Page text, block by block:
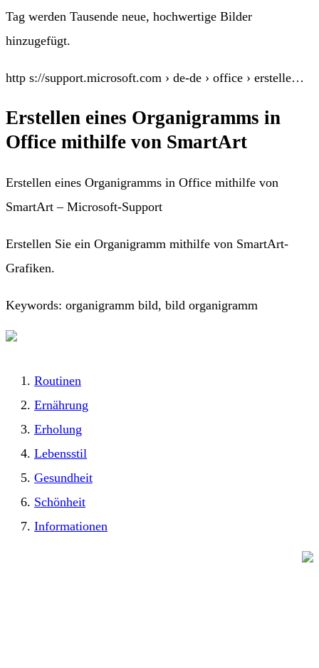
Tag werden Tausende neue, hochwertige Bilder
hinzugefügt.
http s://support.microsoft.com › de-de › office › erstelle…
Erstellen eines Organigramms in
Office mithilfe von SmartArt
Erstellen eines Organigramms in Office mithilfe von
SmartArt – Microsoft-Support
Erstellen Sie ein Organigramm mithilfe von SmartArt-
Grafiken.
Keywords: organigramm bild, bild organigramm
Routinen
Ernährung
Erholung
Lebensstil
Gesundheit
Schönheit
Informationen